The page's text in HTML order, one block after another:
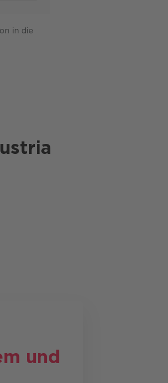
in die
und